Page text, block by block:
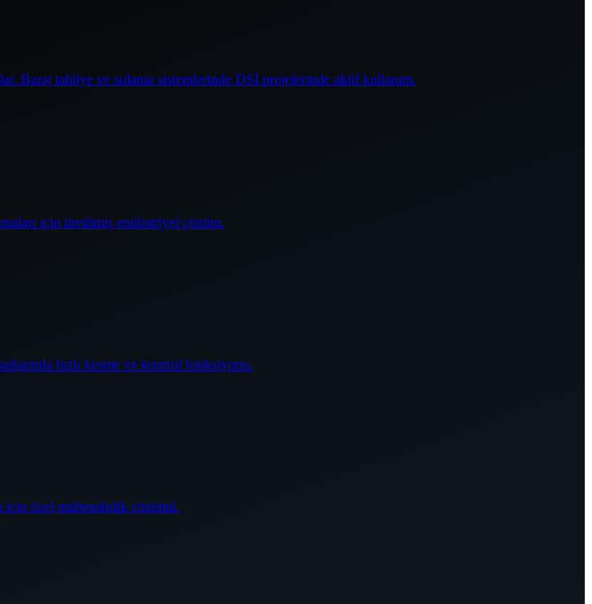
Baraj tahliye ve sulama sistemlerinde DSİ projelerinde aktif kullanım.
için üretilmiş endüstriyel çözüm.
hızlı kesme ve kontrol fonksiyonu.
için özel mühendislik çözümü.